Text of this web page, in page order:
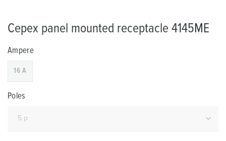
Cepex panel mounted receptacle 4145ME
Ampere
16 A
Poles